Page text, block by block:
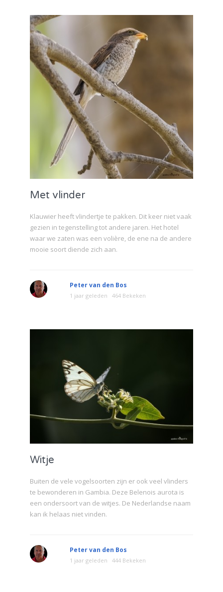
Met vlinder
Klauwier heeft vlindertje te pakken. Dit keer niet vaak
gezien in tegenstelling tot andere jaren. Het hotel
waar we zaten was een volière, de ene na de andere
mooie soort diende zich aan.
Peter van den Bos
1 jaar geleden 464 Bekeken
Witje
Buiten de vele vogelsoorten zijn er ook veel vlinders
te bewonderen in Gambia. Deze Belenois aurota is
een ondersoort van de witjes. De Nederlandse naam
kan ik helaas niet vinden.
Peter van den Bos
1 jaar geleden 444 Bekeken